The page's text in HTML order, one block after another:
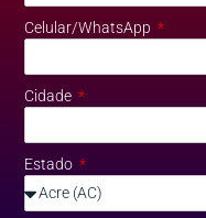
Celular/WhatsApp
Cidade
Estado